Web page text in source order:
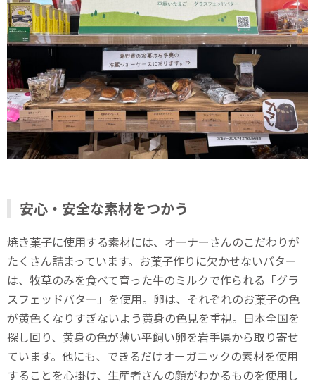
安心・安全な素材をつかう
焼き菓子に使用する素材には、オーナーさんのこだわりが
たくさん詰まっています。お菓子作りに欠かせないバター
は、牧草のみを食べて育った牛のミルクで作られる「グラ
スフェッドバター」を使用。卵は、それぞれのお菓子の色
が黄色くなりすぎないよう黄身の色見を重視。日本全国を
探し回り、黄身の色が薄い平飼い卵を岩手県から取り寄せ
ています。他にも、できるだけオーガニックの素材を使用
することを心掛け、生産者さんの顔がわかるものを使用し